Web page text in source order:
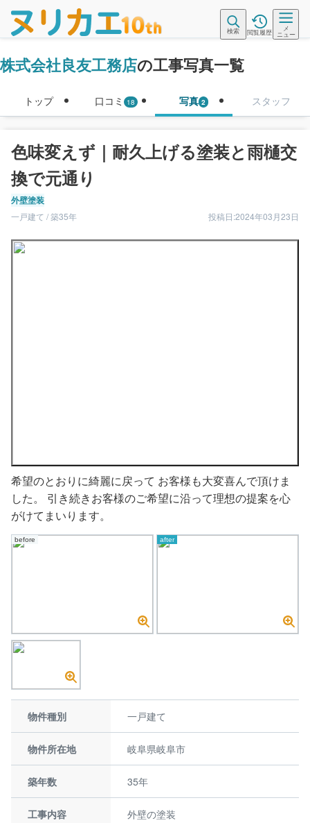
検索 閲覧履歴
メ
ニュー
株式会社良友工務店の工事写真一覧
トップ 口コミ 18 写真 2 スタッフ
色味変えず｜耐久上げる塗装と雨樋交
換で元通り
外壁塗装
一戸建て / 築35年 投稿日:2024年03月23日
希望のとおりに綺麗に戻って お客様も大変喜んで頂けま
した。 引き続きお客様のご希望に沿って理想の提案を心
がけてまいります。
before after
物件種別 一戸建て
物件所在地 岐阜県岐阜市
築年数 35年
工事内容 外壁の塗装